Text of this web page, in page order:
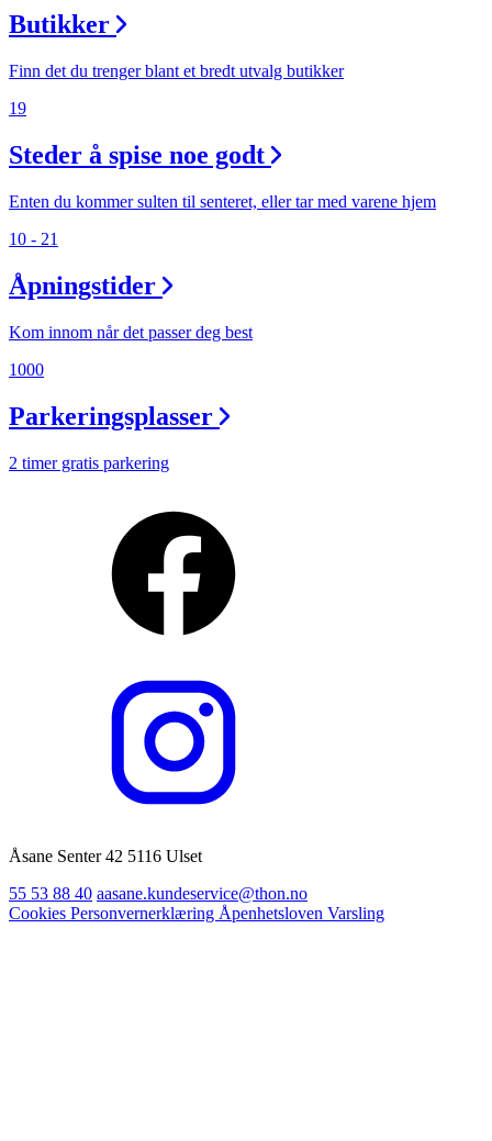
Butikker
Finn det du trenger blant et bredt utvalg butikker
19
Steder å spise noe godt
Enten du kommer sulten til senteret, eller tar med varene hjem
10 - 21
Åpningstider
Kom innom når det passer deg best
1000
Parkeringsplasser
2 timer gratis parkering
Åsane Senter 42 5116 Ulset
55 53 88 40 aasane.kundeservice@thon.no
Cookies Personvernerklæring Åpenhetsloven Varsling